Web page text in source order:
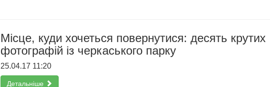
Місце, куди хочеться повернутися: десять крутих
фотографій із черкаського парку
25.04.17 11:20
Детальніше